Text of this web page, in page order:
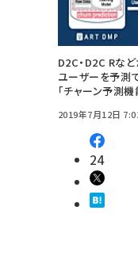
D2C・D2C Rな
ユーザーを予測
「チャーン予測機
2019年7月12日
24